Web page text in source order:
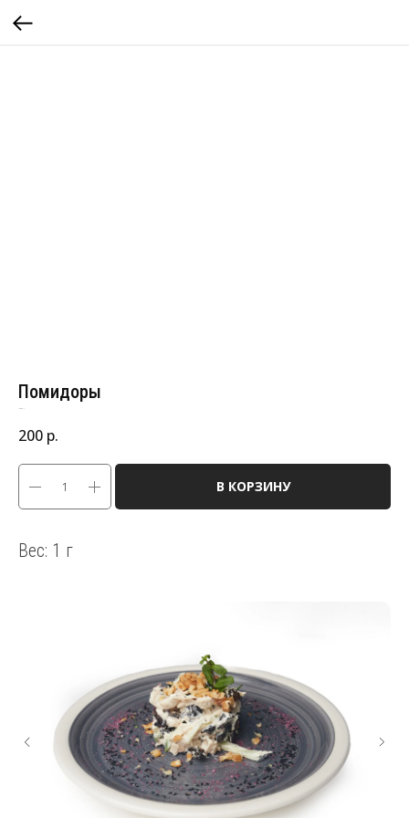
Помидоры
200 р.
В КОРЗИНУ
Вес: 1 г